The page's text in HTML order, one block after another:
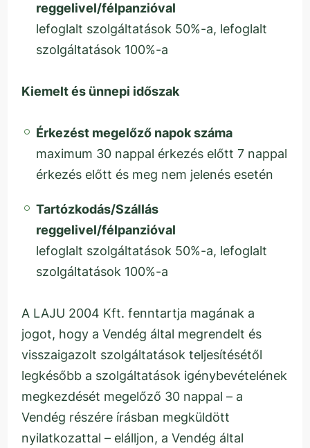
reggelivel/félpanzióval
lefoglalt szolgáltatások 50%-a, lefoglalt
szolgáltatások 100%-a
Kiemelt és ünnepi időszak
Érkezést megelőző napok száma
maximum 30 nappal érkezés előtt 7 nappal
érkezés előtt és meg nem jelenés esetén
Tartózkodás/Szállás
reggelivel/félpanzióval
lefoglalt szolgáltatások 50%-a, lefoglalt
szolgáltatások 100%-a
A LAJU 2004 Kft. fenntartja magának a
jogot, hogy a Vendég által megrendelt és
visszaigazolt szolgáltatások teljesítésétől
legkésőbb a szolgáltatások igénybevételének
megkezdését megelőző 30 nappal – a
Vendég részére írásban megküldött
nyilatkozattal – elálljon, a Vendég által